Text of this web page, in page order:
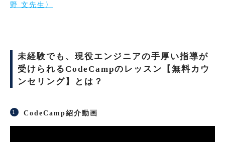
野 文先生〉
未経験でも、現役エンジニアの手厚い指導が
受けられるCodeCampのレッスン【無料カウ
ンセリング】とは？
CodeCamp紹介動画